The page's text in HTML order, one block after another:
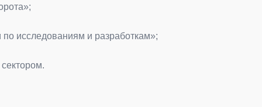
исследованиям и разработкам»;